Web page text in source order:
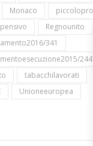
Monaco
Regnounito
341
tabacchilavorati
Unioneeuropea